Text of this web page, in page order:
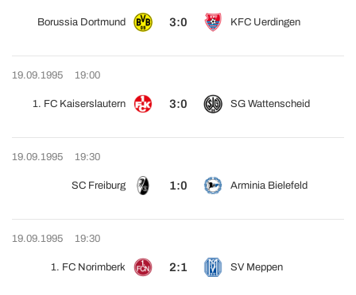
Borussia Dortmund 3:0 KFC Uerdingen
19.09.1995 19:00
1. FC Kaiserslautern 3:0 SG Wattenscheid
19.09.1995 19:30
SC Freiburg 1:0 Arminia Bielefeld
19.09.1995 19:30
1. FC Norimberk 2:1 SV Meppen